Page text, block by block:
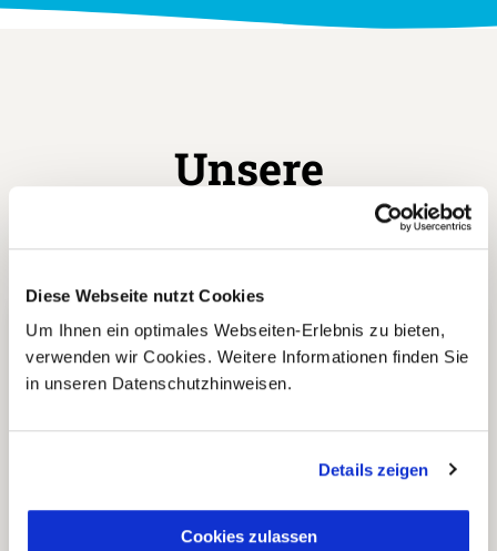
Diese Webseite nutzt Cookies
Um Ihnen ein optimales Webseiten-Erlebnis zu bieten,
verwenden wir Cookies. Weitere Informationen finden Sie
in unseren Datenschutzhinweisen.
Details zeigen
Cookies zulassen
Unsere
Enthaltene Leistungen
Qualifizierte englischsprachige Bike-Reiseleitung
komfortablen Zeltlager, 1 Tag im Gästehaus)
Alle Mahlzeiten, wie im Reiseverlauf genannt
Getränke während der Radtour (Wasser, Tee,